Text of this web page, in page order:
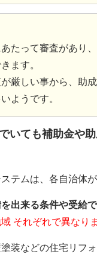
たって審査があり
ます。
厳しい事から、助
ようです。
いても補助金や
テムは、各自治体
出来る条件や受給で
それぞれで異なり
装などの住宅リフ